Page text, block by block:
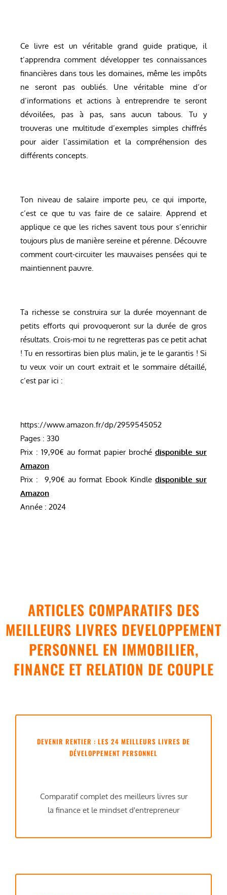
Ce livre est un véritable grand guide pratique, il
t’apprendra comment développer tes connaissances
financières dans tous les domaines, même les impôts
ne seront pas oubliés. Une véritable mine d’or
d’informations et actions à entreprendre te seront
dévoilées, pas à pas, sans aucun tabous. Tu y
trouveras une multitude d’exemples simples chiffrés
pour aider l’assimilation et la compréhension des
différents concepts.
Ton niveau de salaire importe peu, ce qui importe,
c’est ce que tu vas faire de ce salaire. Apprend et
applique ce que les riches savent tous pour s’enrichir
toujours plus de manière sereine et pérenne. Découvre
comment court-circuiter les mauvaises pensées qui te
maintiennent pauvre.
Ta richesse se construira sur la durée moyennant de
petits efforts qui provoqueront sur la durée de gros
résultats. Crois-moi tu ne regretteras pas ce petit achat
! Tu en ressortiras bien plus malin, je te le garantis ! Si
tu veux voir un court extrait et le sommaire détaillé,
c’est par ici :
https://www.amazon.fr/dp/2959545052
Pages : 330
Prix : 19,90€ au format papier broché disponible sur
Amazon
Prix : 9,90€ au format Ebook Kindle disponible sur
Amazon
Année : 2024
ARTICLES COMPARATIFS DES
MEILLEURS LIVRES DEVELOPPEMENT
PERSONNEL EN IMMOBILIER,
FINANCE ET RELATION DE COUPLE
DEVENIR RENTIER : LES 24 MEILLEURS LIVRES DE
DÉVELOPPEMENT PERSONNEL
Comparatif complet des meilleurs livres sur
la finance et le mindset d'entrepreneur